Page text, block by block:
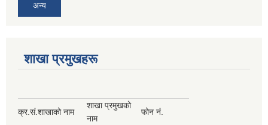
अन्य
शाखा प्रमुखहरू
क्र.सं.शाखाको नाम
शाखा प्रमुखको
नाम
फोन नं.